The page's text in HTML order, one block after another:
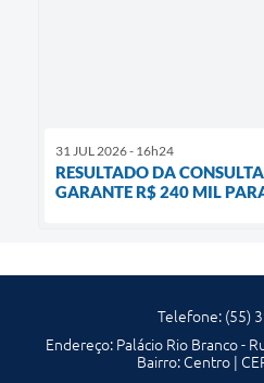
31 JUL 2026 - 16h24
RESULTADO DA
GARANTE R$ 240 MIL
Telefone: (55)
Endereço: Palácio Rio Branco -
Bairro: Centro |